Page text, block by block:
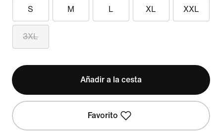
S M L XL XXL
3XL
Añadir a la cesta
Favorito